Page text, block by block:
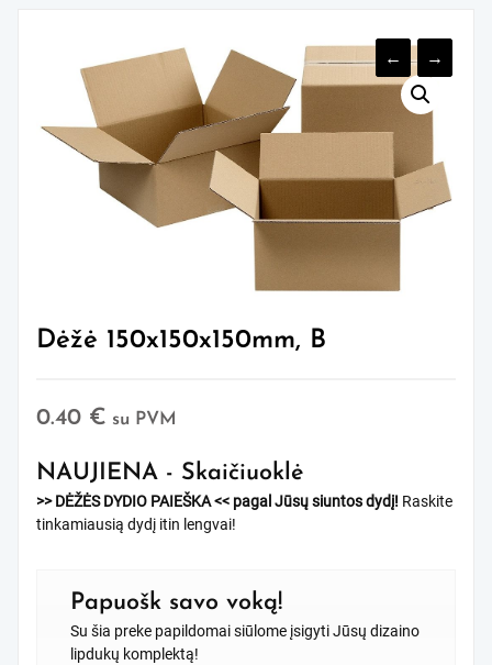
← →
Dėžė 150x150x150mm, B
0.40 € su PVM
NAUJIENA - Skaičiuoklė
>> DĖŽĖS DYDIO PAIEŠKA << pagal Jūsų siuntos dydį! Raskite
tinkamiausią dydį itin lengvai!
Papuošk savo voką!
Su šia preke papildomai siūlome įsigyti Jūsų dizaino
lipdukų komplektą!